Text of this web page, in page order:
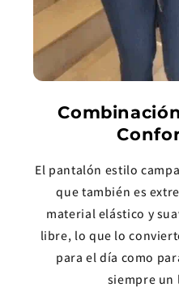
El pantalón estilo
que también es
material elástico y
libre, lo que lo
para el día como
siempre un